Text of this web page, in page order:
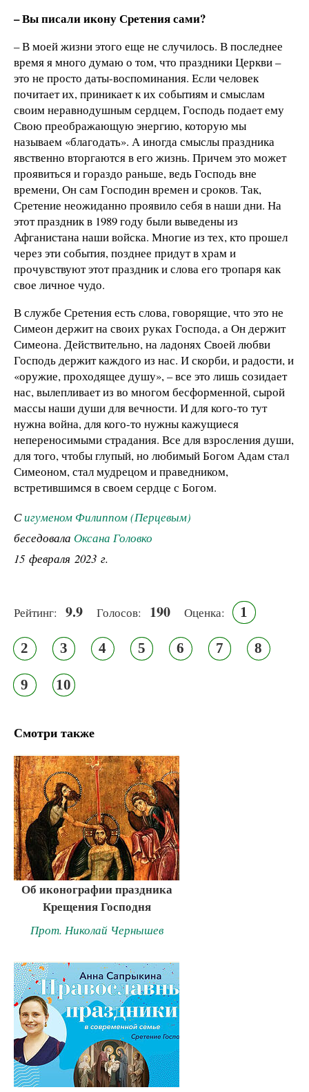
– Вы писали икону Сретения сами?
– В моей жизни этого еще не случилось. В последнее
время я много думаю о том, что праздники Церкви –
это не просто даты-воспоминания. Если человек
почитает их, приникает к их событиям и смыслам
своим неравнодушным сердцем, Господь подает ему
Свою преображающую энергию, которую мы
называем «благодать». А иногда смыслы праздника
явственно вторгаются в его жизнь. Причем это может
проявиться и гораздо раньше, ведь Господь вне
времени, Он сам Господин времен и сроков. Так,
Сретение неожиданно проявило себя в наши дни. На
этот праздник в 1989 году были выведены из
Афганистана наши войска. Многие из тех, кто прошел
через эти события, позднее придут в храм и
прочувствуют этот праздник и слова его тропаря как
свое личное чудо.
В службе Сретения есть слова, говорящие, что это не
Симеон держит на своих руках Господа, а Он держит
Симеона. Действительно, на ладонях Своей любви
Господь держит каждого из нас. И скорби, и радости, и
«оружие, проходящее душу», – все это лишь созидает
нас, вылепливает из во многом бесформенной, сырой
массы наши души для вечности. И для кого-то тут
нужна война, для кого-то нужны кажущиеся
непереносимыми страдания. Все для взросления души,
для того, чтобы глупый, но любимый Богом Адам стал
Симеоном, стал мудрецом и праведником,
встретившимся в своем сердце с Богом.
Сигуменом Филиппом (Перцевым)
беседовала Оксана Головко
15 февраля 2023 г.
Рейтинг: 9.9 Голосов: 190 Оценка: 1
2 3 4 5 6 7 8
9 10
Смотри также
Об иконографии праздника
Крещения Господня
Прот. Николай Чернышев